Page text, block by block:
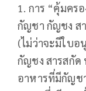
1. การ “คุ้มคร
กัญชา กัญชง ส
(ไม่ว่าจะมีใบ
กัญชง สารสกัด
อาหารที่มีกัญช